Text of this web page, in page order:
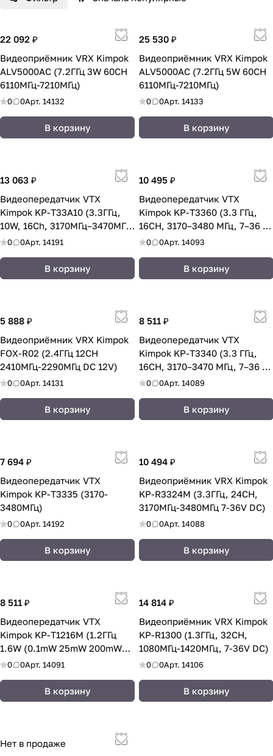
«хоббийные» видеопередатчики уже не
справляются по дальности и устойчивости
сигнала.
22 092 ₽
Видеоприёмник VRX Kimpok
ALV5000AC (7.2ГГц 3W 60CH
6110МГц-7210МГц)
0 0Арт. 14132
В корзину
25 530 ₽
Видеоприёмник VRX Kimpok
ALV5000AC (7.2ГГц 5W 60CH
6110МГц-7210МГц)
0 0Арт. 14133
В корзину
13 063 ₽
Видеопередатчик VTX
Kimpok KP-T33A10 (3.3ГГц,
10W, 16Ch, 3170МГц–3470МГц,
15–36V DC, 4–8S)
0 0Арт. 14191
В корзину
10 495 ₽
Видеопередатчик VTX
Kimpok KP-T3360 (3.3 ГГц,
16CH, 3170–3480 МГц, 7–36 В
DC, 6 Вт)
0 0Арт. 14093
В корзину
5 888 ₽
Видеоприёмник VRX Kimpok
FOX-R02 (2.4ГГц 12CH
2410МГц-2290МГц DC 12V)
0 0Арт. 14131
В корзину
8 511 ₽
Видеопередатчик VTX
Kimpok KP-T3340 (3.3 ГГц,
16CH, 3170–3470 МГц, 7–36 В
DC, 4 Вт)
0 0Арт. 14089
В корзину
7 694 ₽
Видеопередатчик VTX
Kimpok KP-T3335 (3170-
3480MГц)
0 0Арт. 14192
В корзину
10 494 ₽
Видеоприёмник VRX Kimpok
KP-R3324M (3.3ГГц, 24CH,
3170МГц-3480МГц 7-36V DC)
0 0Арт. 14088
В корзину
8 511 ₽
Видеопередатчик VTX
Kimpok KP-T1216M (1.2ГГц
1.6W (0.1mW 25mW 200mW
1600mW) 8CH
0 0Арт. 14091
В корзину
14 814 ₽
Видеоприёмник VRX Kimpok
KP-R1300 (1.3ГГц, 32CH,
1080МГц-1420МГц, 7-36V DC)
0 0Арт. 14106
В корзину
Нет в продаже